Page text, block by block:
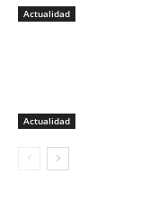
Actualidad
Actualidad